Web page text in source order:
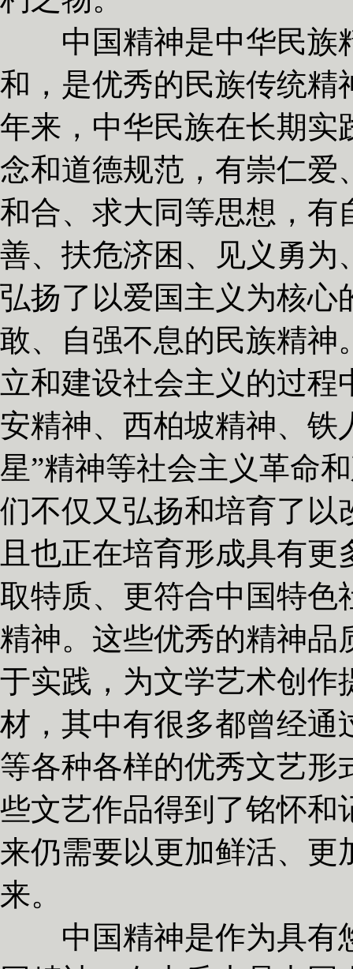
中国精神是中华民族
和，是优秀的民族传统精
年来，中华民族在长期实
念和道德规范，有崇仁爱
和合、求大同等思想，有
善、扶危济困、见义勇为
弘扬了以爱国主义为核心
敢、自强不息的民族精神
立和建设社会主义的过
安精神、西柏坡精神、铁
星”精神等社会主义革命
们不仅又弘扬和培育了以
且也正在培育形成具有
取特质、更符合中国特色
精神。这些优秀的精神品
于实践，为文学艺术创作
材，其中有很多都曾经通
等各种各样的优秀文艺形
些文艺作品得到了铭怀和
来仍需要以更加鲜活、更
来。
中国精神是作为具有